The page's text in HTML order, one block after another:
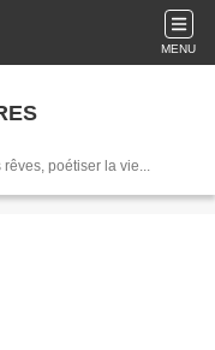
MENU
poétiser la vie...